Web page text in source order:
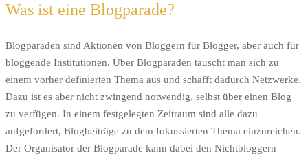
Was ist eine Blogparade?
Blogparaden sind Aktionen von Bloggern für Blogger, aber auch für
bloggende Institutionen. Über Blogparaden tauscht man sich zu
einem vorher definierten Thema aus und schafft dadurch Netzwerke.
Dazu ist es aber nicht zwingend notwendig, selbst über einen Blog
zu verfügen. In einem festgelegten Zeitraum sind alle dazu
aufgefordert, Blogbeiträge zu dem fokussierten Thema einzureichen.
Der Organisator der Blogparade kann dabei den Nichtbloggern